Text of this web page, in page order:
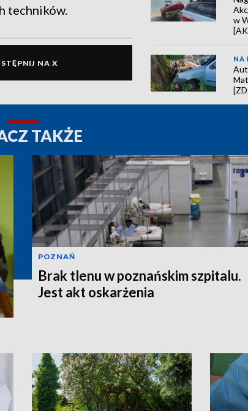
techników.
NA X
w
NA
TAKŻE
POZNAŃ
Brak tlenu w poznańskim szpitalu.
Jest akt oskarżenia